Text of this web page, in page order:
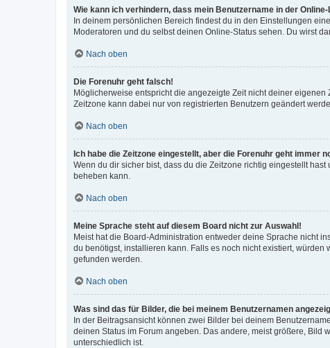
Wie kann ich verhindern, dass mein Benutzername in der
In deinem persönlichen Bereich findest du in den Einstellungen
Moderatoren und du selbst deinen Online-Status sehen. Du wirst
Nach oben
Die Forenuhr geht falsch!
Möglicherweise entspricht die angezeigte Zeit nicht deiner
Zeitzone kann dabei nur von registrierten Benutzern geändert
Nach oben
Ich habe die Zeitzone eingestellt, aber die Forenuhr geht immer
Wenn du dir sicher bist, dass du die Zeitzone richtig eingestellt
beheben kann.
Nach oben
Meine Sprache steht auf diesem Board nicht zur Auswahl!
Meist hat die Board-Administration entweder deine Sprache nicht
du benötigst, installieren kann. Falls es noch nicht existiert,
gefunden werden.
Nach oben
Was sind das für Bilder, die bei meinem Benutzernamen
In der Beitragsansicht können zwei Bilder bei deinem
deinen Status im Forum angeben. Das andere, meist größere, Bild
unterschiedlich ist.